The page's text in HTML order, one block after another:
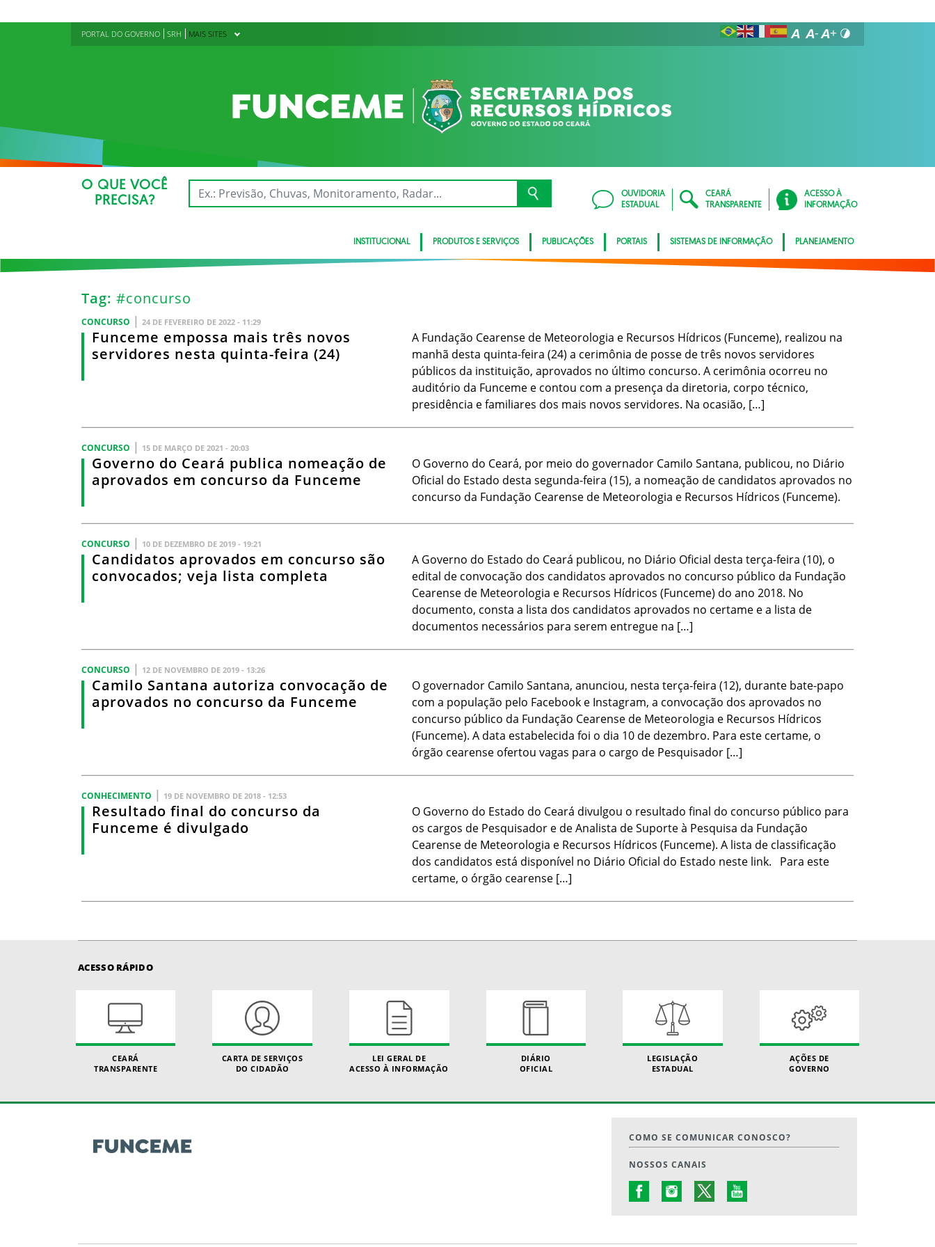
PORTAL DO GOVERNO SRH MAIS SITES
O QUE VOCÊ
PRECISA?
OUVIDORIA
ESTADUAL
CEARÁ
TRANSPARENTE
ACESSO À
INFORMAÇÃO
INSTITUCIONAL PRODUTOS E SERVIÇOS PUBLICAÇÕES PORTAIS SISTEMAS DE INFORMAÇÃO PLANEJAMENTO
Tag: #concurso
CONCURSO | 24 DE FEVEREIRO DE 2022 - 11:29
Funceme empossa mais três novos
servidores nesta quinta-feira (24)
A Fundação Cearense de Meteorologia e Recursos Hídricos (Funceme), realizou na
manhã desta quinta-feira (24) a cerimônia de posse de três novos servidores
públicos da instituição, aprovados no último concurso. A cerimônia ocorreu no
auditório da Funceme e contou com a presença da diretoria, corpo técnico,
presidência e familiares dos mais novos servidores. Na ocasião, […]
CONCURSO | 15 DE MARÇO DE 2021 - 20:03
Governo do Ceará publica nomeação de
aprovados em concurso da Funceme
O Governo do Ceará, por meio do governador Camilo Santana, publicou, no Diário
Oficial do Estado desta segunda-feira (15), a nomeação de candidatos aprovados no
concurso da Fundação Cearense de Meteorologia e Recursos Hídricos (Funceme).
CONCURSO | 10 DE DEZEMBRO DE 2019 - 19:21
Candidatos aprovados em concurso são
convocados; veja lista completa
A Governo do Estado do Ceará publicou, no Diário Oficial desta terça-feira (10), o
edital de convocação dos candidatos aprovados no concurso público da Fundação
Cearense de Meteorologia e Recursos Hídricos (Funceme) do ano 2018. No
documento, consta a lista dos candidatos aprovados no certame e a lista de
documentos necessários para serem entregue na […]
CONCURSO | 12 DE NOVEMBRO DE 2019 - 13:26
Camilo Santana autoriza convocação de
aprovados no concurso da Funceme
O governador Camilo Santana, anunciou, nesta terça-feira (12), durante bate-papo
com a população pelo Facebook e Instagram, a convocação dos aprovados no
concurso público da Fundação Cearense de Meteorologia e Recursos Hídricos
(Funceme). A data estabelecida foi o dia 10 de dezembro. Para este certame, o
órgão cearense ofertou vagas para o cargo de Pesquisador […]
CONHECIMENTO | 19 DE NOVEMBRO DE 2018 - 12:53
Resultado final do concurso da
Funceme é divulgado
O Governo do Estado do Ceará divulgou o resultado final do concurso público para
os cargos de Pesquisador e de Analista de Suporte à Pesquisa da Fundação
Cearense de Meteorologia e Recursos Hídricos (Funceme). A lista de classificação
dos candidatos está disponível no Diário Oficial do Estado neste link. Para este
certame, o órgão cearense […]
ACESSO RÁPIDO
CEARÁ
TRANSPARENTE
CARTA DE SERVIÇOS
DO CIDADÃO
LEI GERAL DE
ACESSO À INFORMAÇÃO
DIÁRIO
OFICIAL
LEGISLAÇÃO
ESTADUAL
AÇÕES DE
GOVERNO
COMO SE COMUNICAR CONOSCO?
NOSSOS CANAIS